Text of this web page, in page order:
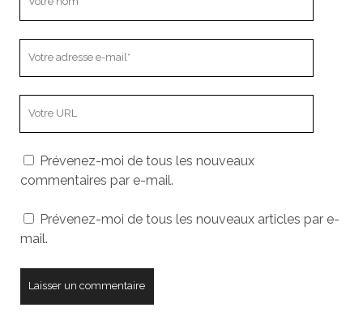
mail
votre
site
Prévenez-moi de tous les nouveaux
commentaires par e-mail.
Prévenez-moi de tous les nouveaux articles par e-
mail.